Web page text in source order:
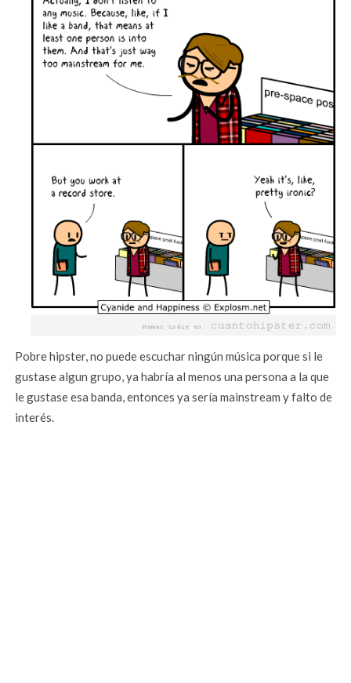
Pobre hipster, no puede escuchar ningún música porque si le
gustase algun grupo, ya habría al menos una persona a la que
le gustase esa banda, entonces ya sería mainstream y falto de
interés.